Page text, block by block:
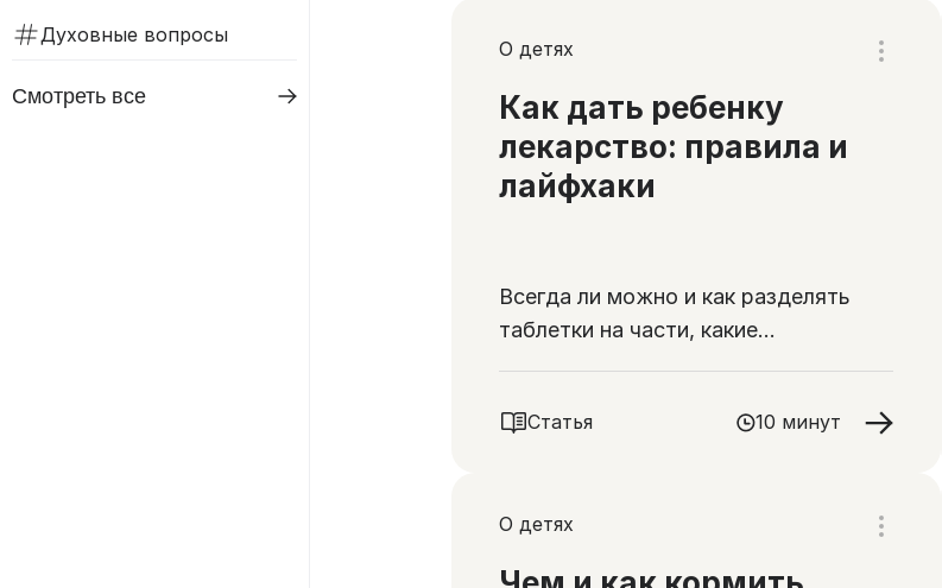
Духовные вопросы
Смотреть все
О детях
Как дать ребенку
лекарство: правила и
лайфхаки
Всегда ли можно и как разделять
таблетки на части, какие
Статья 10 минут
О детях